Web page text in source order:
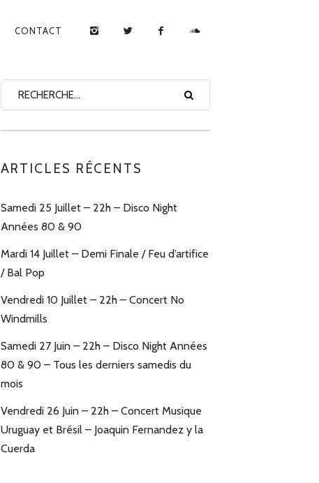
CONTACT
ARTICLES RÉCENTS
Samedi 25 Juillet – 22h – Disco Night
Années 80 & 90
Mardi 14 Juillet – Demi Finale / Feu d’artifice
/ Bal Pop
Vendredi 10 Juillet – 22h – Concert No
Windmills
Samedi 27 Juin – 22h – Disco Night Années
80 & 90 – Tous les derniers samedis du
mois
Vendredi 26 Juin – 22h – Concert Musique
Uruguay et Brésil – Joaquin Fernandez y la
Cuerda